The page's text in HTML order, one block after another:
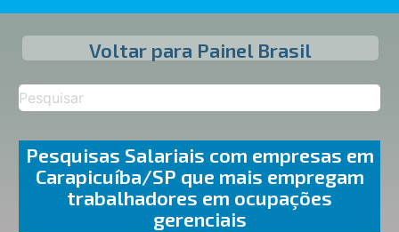
Voltar para Painel Brasil
Pesquisas Salariais com empresas em
Carapicuíba/SP que mais empregam
trabalhadores em ocupações
gerenciais